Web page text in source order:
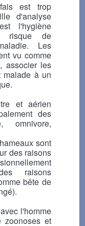
est trop
d'analyse
l'hygiène
risque de
Les
vu comme
associer les
malade à un
et aérien
des
omnivore,
sont
des raisons
raisons
bête de
l'homme
zoonoses et